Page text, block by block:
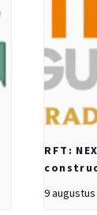
RFT:
9 augustus